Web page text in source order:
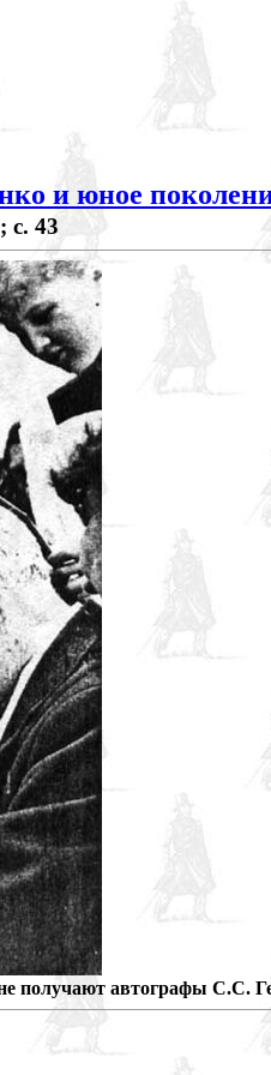
и юное
с. 43
получают автографы С.С.